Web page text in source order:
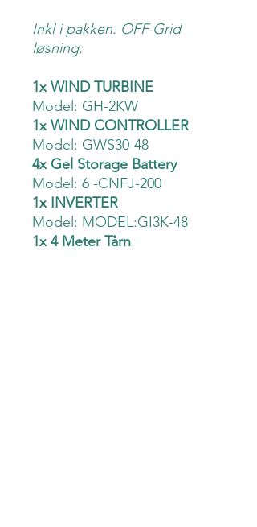
Inkl i pakken. OFF Grid
løsning:
1x WIND TURBINE
Model: GH-2KW
1x WIND CONTROLLER
Model: GWS30-48
4x Gel Storage Battery
Model: 6 -CNFJ-200
1x INVERTER
Model: MODEL:GI3K-48
1x 4 Meter Tårn